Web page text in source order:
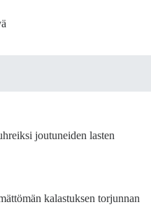
joutuneiden lasten
kalastuksen torjunnan